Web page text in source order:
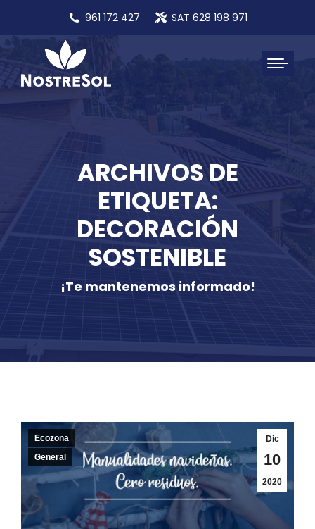
961 172 427 SAT 628 198 971
ARCHIVOS DE
ETIQUETA:
DECORACIÓN
SOSTENIBLE
¡Te mantenemos informado!
Dic
10
2020
Ecozona
General